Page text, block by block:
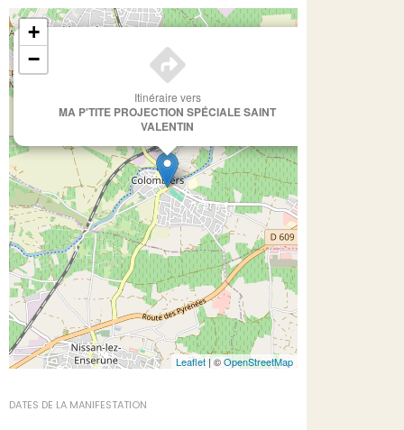
Itinéraire vers
MA P'TITE PROJECTION SPÉCIALE SAINT
VALENTIN
+
−
Leaflet| ©OpenStreetMap
DATES DE LA MANIFESTATION